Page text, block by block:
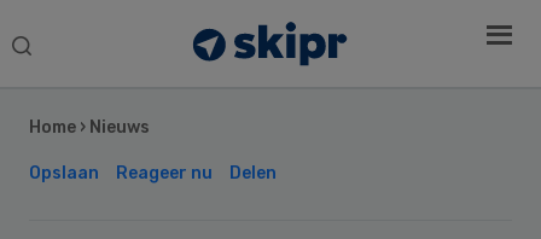
Search
Home › Nieuws
Opslaan Reageer nu Delen
Sidebar